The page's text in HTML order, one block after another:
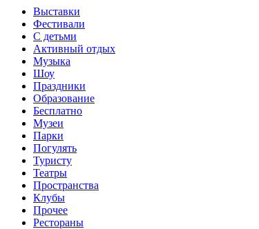
Выставки
Фестивали
С детьми
Активный отдых
Музыка
Шоу
Праздники
Образование
Бесплатно
Музеи
Парки
Погулять
Туристу
Театры
Пространства
Клубы
Прочее
Рестораны